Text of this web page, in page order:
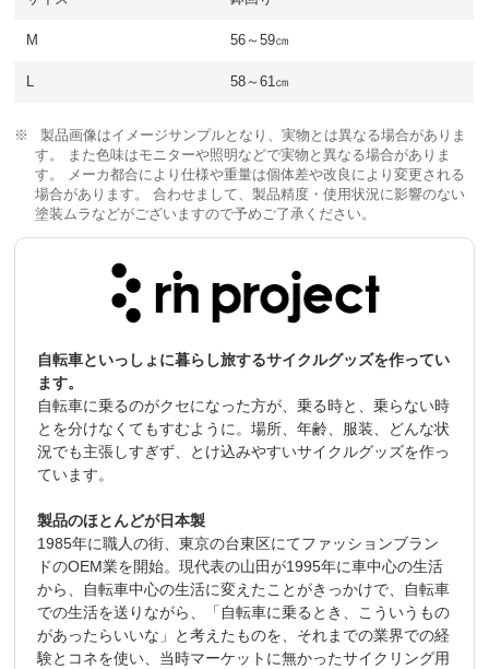
M 56～59㎝
58～61㎝
製品画像はイメージサンプルとなり、実物とは異なる場合がありま
す。 また色味はモニターや照明などで実物と異なる場合がありま
す。 メーカ都合により仕様や重量は個体差や改良により変更される
場合があります。 合わせまして、製品精度・使用状況に影響のない
塗装ムラなどがございますので予めご了承ください。
自転車といっしょに暮らし旅するサイクルグッズを作ってい
ます。
自転車に乗るのがクセになった方が、乗る時と、乗らない時
とを分けなくてもすむように。場所、年齢、服装、どんな状
況でも主張しすぎず、とけ込みやすいサイクルグッズを作っ
ています。
製品のほとんどが日本製
1985年に職人の街、東京の台東区にてファッションブラン
ドのOEM業を開始。現代表の山田が1995年に車中心の生活
から、自転車中心の生活に変えたことがきっかけで、自転車
での生活を送りながら、「自転車に乗るとき、こういうもの
があったらいいな」と考えたものを、それまでの業界での経
験とコネを使い、当時マーケットに無かったサイクリング用